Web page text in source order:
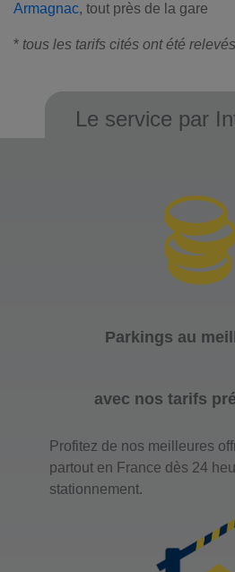
Armagnac, tout près de la gare
* tous les tarifs cités ont été
Le service par
Parkings au
avec nos tarifs
Profitez de nos meilleures
partout en France dès 24
stationnement.